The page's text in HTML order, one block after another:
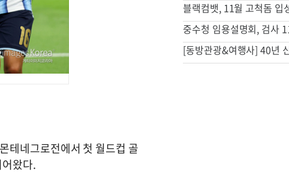
테네그로전에서 첫 월드컵 골
왔다.